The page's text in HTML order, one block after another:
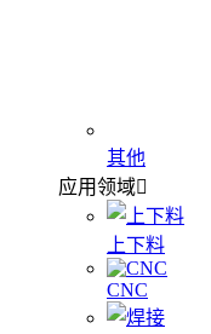
其他
应用领域
上下料
CNC